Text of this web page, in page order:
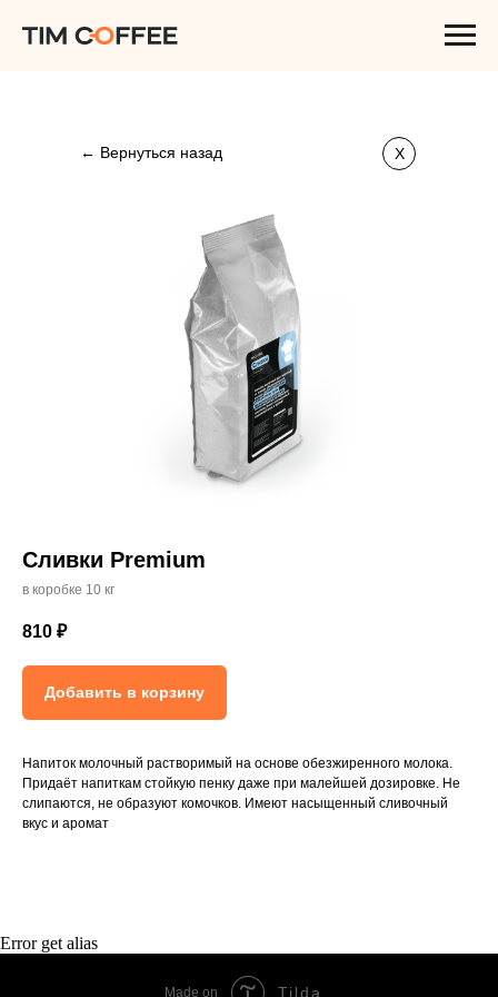
← Вернуться назад X
Сливки Premium
в коробке 10 кг
810 ₽
Добавить в корзину
Напиток молочный растворимый на основе обезжиренного молока.
Придаёт напиткам стойкую пенку даже при малейшей дозировке. Не
слипаются, не образуют комочков. Имеют насыщенный сливочный
вкус и аромат
Error get alias
Made on Tilda